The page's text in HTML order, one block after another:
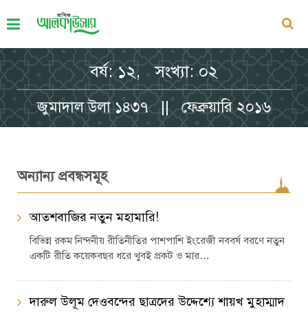
বর্ষ: ১২, সংখ্যা: ০২
জুমাদাল উলা ১৪৩৭ || ফেব্রুয়ারি ২০১৬
অন্যান্য প্রবন্ধসমূহ
আতশবাজির নতুন মহামারি!
বিভিন্ন রকম নিন্দনীয় রীতিনীতির পাশপাশি ইংরেজী নববর্ষ বরণে নতুন
একটি রীতি কয়েকবছর ধরে খুবই প্রকট ও মার…
দারুল উলূম দেওবন্দের ছাত্রদের উদ্দেশ্যে শায়খ মুহাম্মাদ